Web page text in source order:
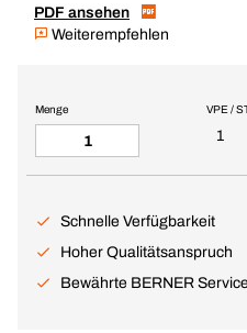
PDF ansehen
Weiterempfehlen
VPE /
1
Menge
Schnelle Verfügbarkeit
Hoher Qualitätsanspruch
Bewährte BERNER